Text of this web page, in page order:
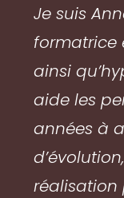
Je suis
formatrice
ainsi
aide les
années à
réalisation